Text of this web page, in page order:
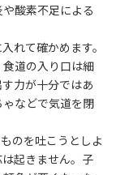
酸素不足による
れて確かめます。
道の入り口は細
力が十分ではあ
などで気道を閉
のを吐こうとしよ
起きません。子